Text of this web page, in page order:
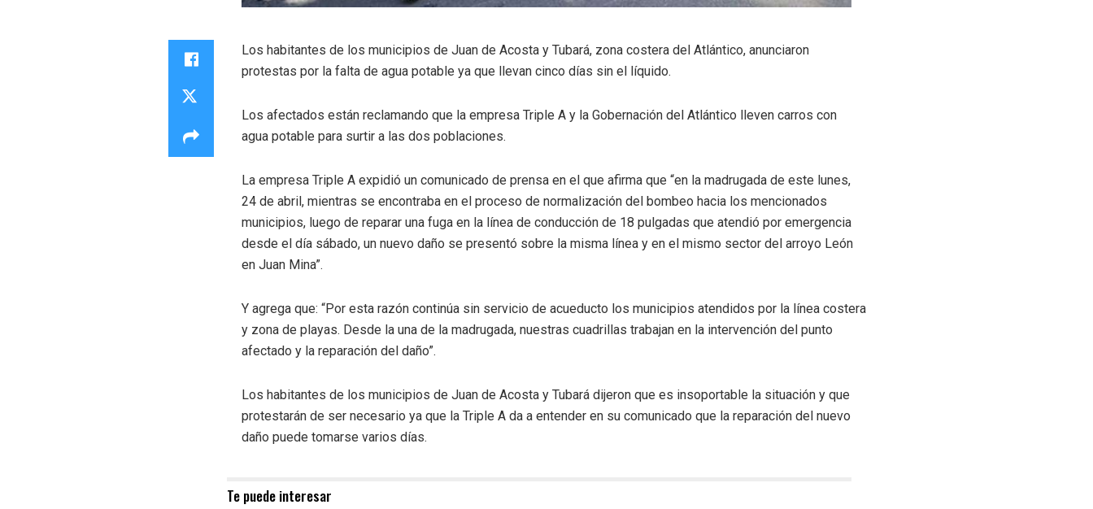
Los habitantes de los municipios de Juan de Acosta y Tubará, zona costera del Atlántico, anunciaron
protestas por la falta de agua potable ya que llevan cinco días sin el líquido.
Los afectados están reclamando que la empresa Triple A y la Gobernación del Atlántico lleven carros con
agua potable para surtir a las dos poblaciones.
La empresa Triple A expidió un comunicado de prensa en el que afirma que “en la madrugada de este lunes,
24 de abril, mientras se encontraba en el proceso de normalización del bombeo hacia los mencionados
municipios, luego de reparar una fuga en la línea de conducción de 18 pulgadas que atendió por emergencia
desde el día sábado, un nuevo daño se presentó sobre la misma línea y en el mismo sector del arroyo León
en Juan Mina”.
Y agrega que: “Por esta razón continúa sin servicio de acueducto los municipios atendidos por la línea costera
y zona de playas. Desde la una de la madrugada, nuestras cuadrillas trabajan en la intervención del punto
afectado y la reparación del daño”.
Los habitantes de los municipios de Juan de Acosta y Tubará dijeron que es insoportable la situación y que
protestarán de ser necesario ya que la Triple A da a entender en su comunicado que la reparación del nuevo
daño puede tomarse varios días.
Te puede interesar